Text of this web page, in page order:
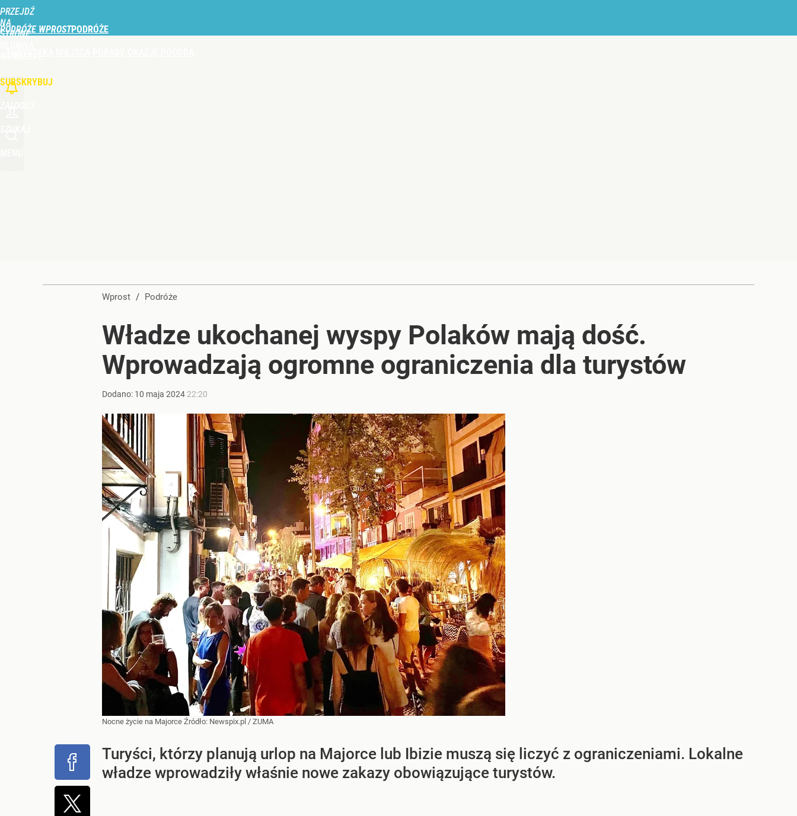
PRZEJDŹ
NA
STRONĘ
PODRÓŻE WPROST
SUBSKRYBUJ
Wprost / Podróże
Władze ukochanej wyspy Polaków mają dość.
Wprowadzają ogromne ograniczenia dla turystów
Dodano: 10 maja 2024 22:20
Nocne życie na Majorce Źródło: Newspix.pl / ZUMA
Turyści, którzy planują urlop na Majorce lub Ibizie muszą się liczyć z ograniczeniami. Lokalne
władze wprowadziły właśnie nowe zakazy obowiązujące turystów.